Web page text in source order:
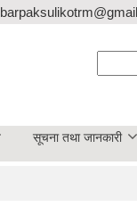
सूचना तथा जानकारी